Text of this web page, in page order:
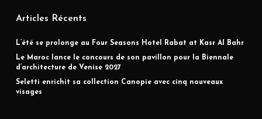
Articles Récents
L’été se prolonge au Four Seasons Hotel Rabat at Kasr Al Bahr
Le Maroc lance le concours de son pavillon pour la Biennale
d’architecture de Venise 2027
Seletti enrichit sa collection Canopie avec cinq nouveaux
visages